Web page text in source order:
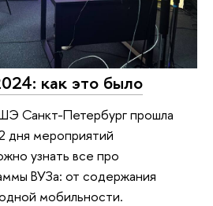
как это было
Санкт-Петербург прошла
дня мероприятий
узнать все про
ВУЗа: от содержания
мобильности.